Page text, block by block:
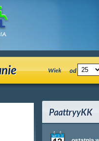
Wiek od
PaattryyKK